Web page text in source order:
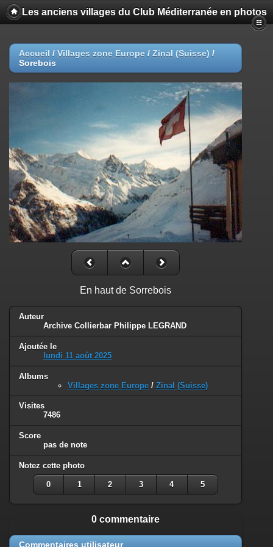
Les anciens villages du Club Méditerranée en photos
Accueil / Villages zone Europe / Zinal (Suisse) /
Sorebois
En haut de Sorrebois
Auteur
Archive Collierbar Philippe LEGRAND
Ajoutée le
lundi 11 août 2025
Albums
Villages zone Europe / Zinal (Suisse)
Visites
7486
Score
pas de note
Notez cette photo
0 1 2 3 4 5
0 commentaire
Commentaires utilisateur